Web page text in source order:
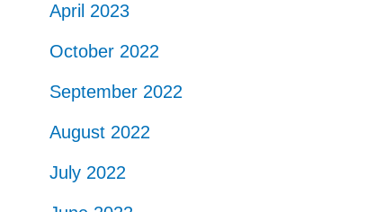
April 2023
October 2022
September 2022
August 2022
July 2022